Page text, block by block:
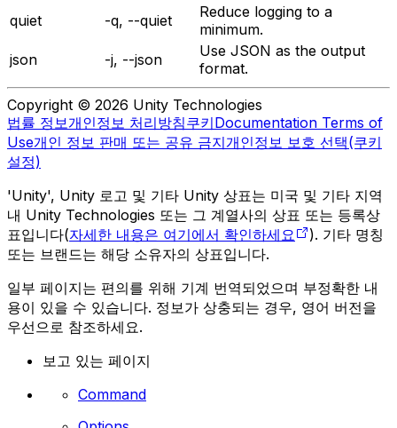
quiet
-q, --quiet
Reduce logging to a
minimum.
json
-j, --json
Use JSON as the output
format.
Copyright © 2026 Unity Technologies
법률 정보개인정보 처리방침쿠키Documentation Terms of
Use개인 정보 판매 또는 공유 금지개인정보 보호 선택(쿠키
설정)
'Unity', Unity 로고 및 기타 Unity 상표는 미국 및 기타 지역
내 Unity Technologies 또는 그 계열사의 상표 또는 등록상
표입니다(자세한 내용은 여기에서 확인하세요
). 기타 명칭
또는 브랜드는 해당 소유자의 상표입니다.
일부 페이지는 편의를 위해 기계 번역되었으며 부정확한 내
용이 있을 수 있습니다. 정보가 상충되는 경우, 영어 버전을
우선으로 참조하세요.
보고 있는 페이지
Command